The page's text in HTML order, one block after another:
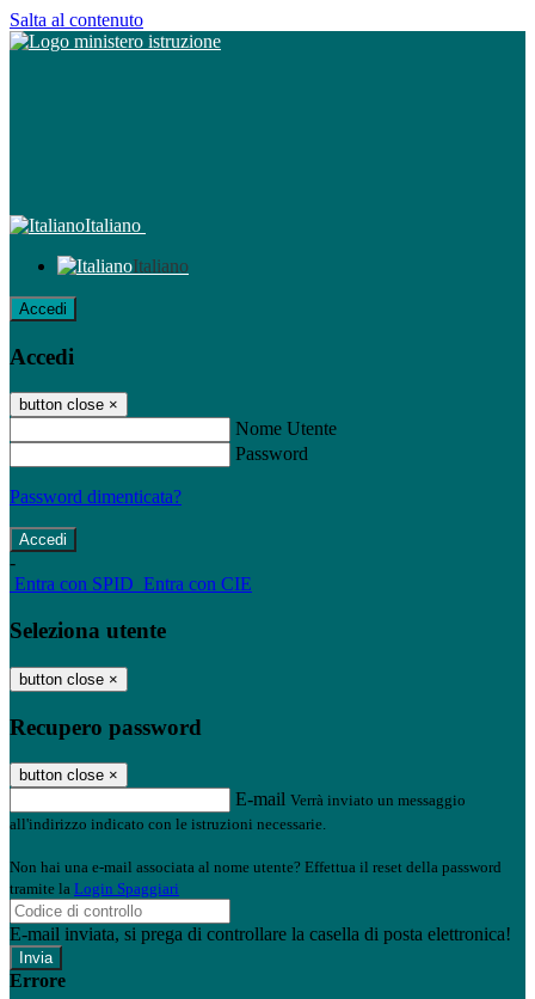
Salta al contenuto
Italiano
Italiano
Accedi
Accedi
button close ×
Nome Utente
Password
Password dimenticata?
-
Entra con SPID Entra con CIE
Seleziona utente
button close ×
Recupero password
button close ×
E-mail Verrà inviato un messaggio
all'indirizzo indicato con le istruzioni necessarie.
Non hai una e-mail associata al nome utente? Effettua il reset della password
tramite la Login Spaggiari
E-mail inviata, si prega di controllare la casella di posta elettronica!
Errore